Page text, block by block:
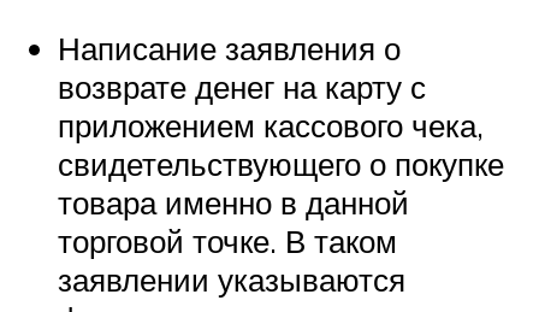
Написание заявления о
возврате денег на карту с
приложением кассового чека,
свидетельствующего о покупке
товара именно в данной
торговой точке. В таком
заявлении указываются